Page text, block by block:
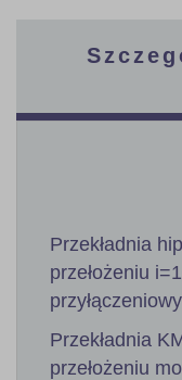
Przekładnia
przełożeniu
Przekładnia
przełożeniu